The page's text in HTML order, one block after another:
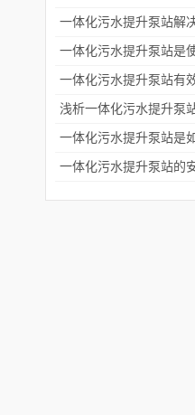
浅析一体化污水提升泵
一体化污水提升泵站的